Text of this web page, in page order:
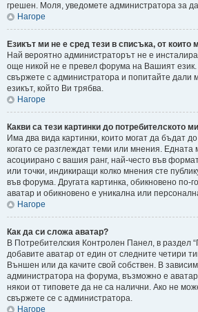
грешен. Моля, уведомете администратора за
Нагоре
Езикът ми не е сред тези в списъка, от които
Най вероятно администраторът не е
още никой не е превел форума на Вашият език.
свържете с администратора и попитайте дали
езикът, който Ви трябва.
Нагоре
Какви са тези картинки до потребителското
Има два вида картинки, които могат да бъдат
когато се разглеждат теми или мнения.
асоциирано с вашия ранг, най-често във
или точки, индикиращи колко мнения сте
във форума. Другата картинка, обикновено по-
аватар и обикновено е уникална или
Нагоре
Как да си сложа аватар?
В Потребителския Контролен Панел, в раздел
добавите аватар от един от следните четири
Външен или да качите свой собствен. В
администратора на форума, възможно е
някои от типовете да не са налични. Ако не
свържете се с администратора.
Нагоре